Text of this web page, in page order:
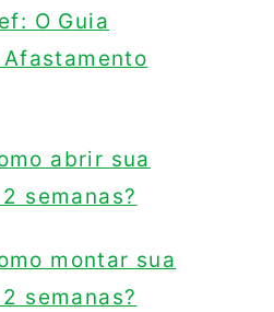
O Guia
abrir sua
semanas?
montar sua
semanas?